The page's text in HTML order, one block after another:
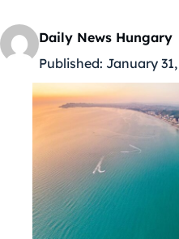
Daily News Hungary
Published: January